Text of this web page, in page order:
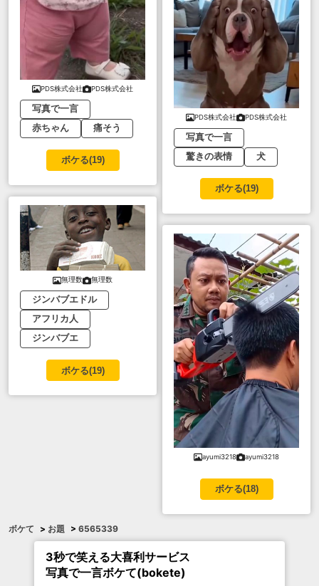
PDS株式会社 PDS株式会社
写真で一言
赤ちゃん
痛そう
ボケる(19)
無理数 無理数
ジンバブエドル
アフリカ人
ジンバブエ
ボケる(19)
PDS株式会社 PDS株式会社
写真で一言
驚きの表情
犬
ボケる(19)
ayumi3218 ayumi3218
ボケる(18)
ボケて > お題 > 6565339
3秒で笑える大喜利サービス
写真で一言ボケて(bokete)